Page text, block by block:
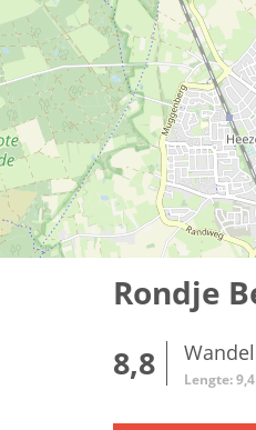
Rondje
8,8 Lengte: